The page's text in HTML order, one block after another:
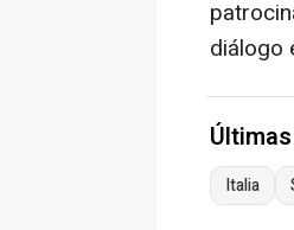
diálogo
Italia